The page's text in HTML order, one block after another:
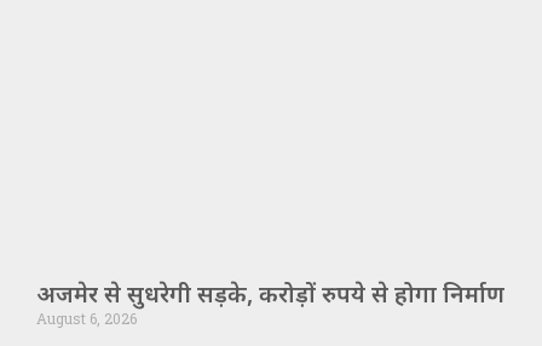
अजमेर से सुधरेगी सड़के, करोड़ों रुपये से होगा निर्माण
August 6, 2026